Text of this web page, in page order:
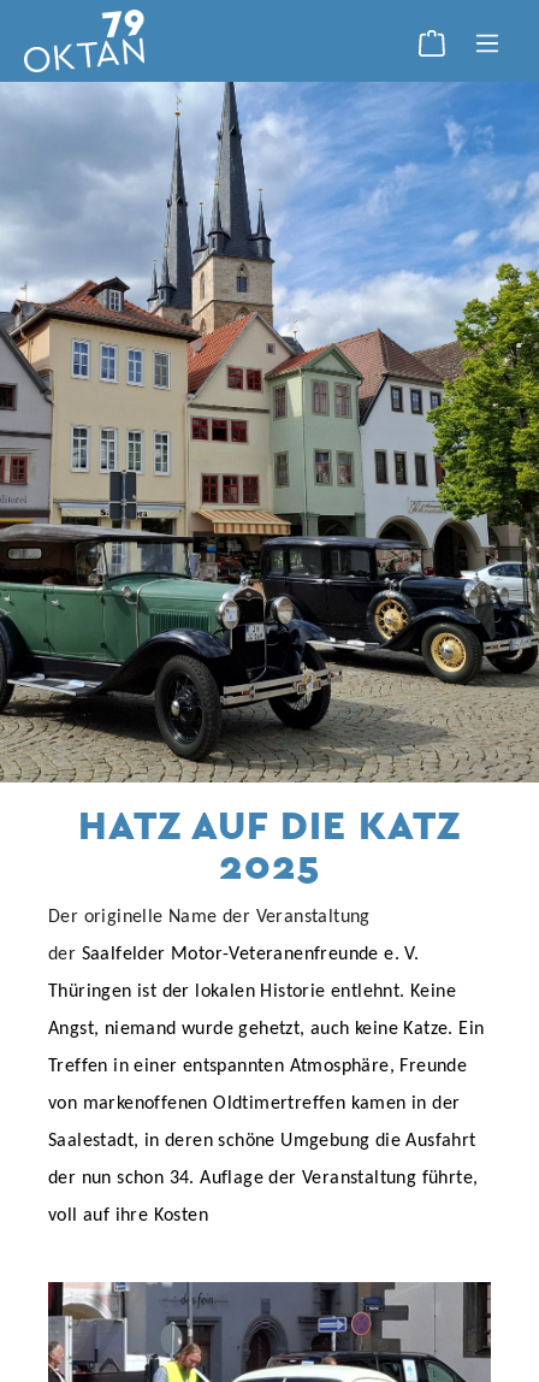
HATZ AUF DIE KATZ
2025
Der originelle Name der Veranstaltung
der Saalfelder Motor-Veteranenfreunde e. V.
Thüringen ist der lokalen Historie entlehnt. Keine
Angst, niemand wurde gehetzt, auch keine Katze. Ein
Treffen in einer entspannten Atmosphäre, Freunde
von markenoffenen Oldtimertreffen kamen in der
Saalestadt, in deren schöne Umgebung die Ausfahrt
der nun schon 34. Auflage der Veranstaltung führte,
voll auf ihre Kosten